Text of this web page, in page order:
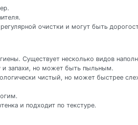
очистки и могут быть
Существует несколько видов
и запахи, но может быть пыльным.
чистый, но может быстрее
и подходит по текстуре.